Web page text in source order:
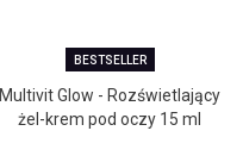
BESTSELLER
Multivit Glow - Rozświetlający
żel-krem pod oczy 15 ml